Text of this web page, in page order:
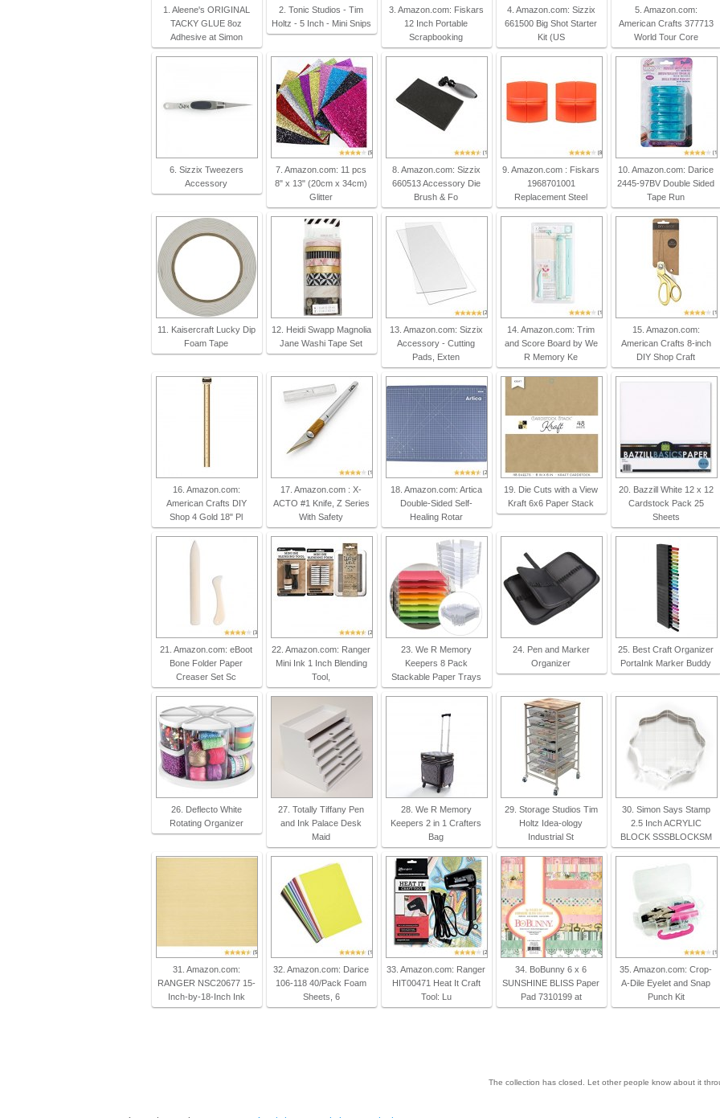
1. Aleene's ORIGINAL
TACKY GLUE 8oz
Adhesive at Simon
2. Tonic Studios - Tim
Holtz - 5 Inch - Mini Snips
3. Amazon.com: Fiskars
12 Inch Portable
Scrapbooking
4. Amazon.com: Sizzix
661500 Big Shot Starter
Kit (US
5. Amazon.com:
American Crafts 377713
World Tour Core
6. Sizzix Tweezers
Accessory
7. Amazon.com: 11 pcs
8" x 13" (20cm x 34cm)
Glitter
8. Amazon.com: Sizzix
660513 Accessory Die
Brush & Fo
9. Amazon.com : Fiskars
1968701001
Replacement Steel
10. Amazon.com: Darice
2445-97BV Double Sided
Tape Run
11. Kaisercraft Lucky Dip
Foam Tape
12. Heidi Swapp Magnolia
Jane Washi Tape Set
13. Amazon.com: Sizzix
Accessory - Cutting
Pads, Exten
14. Amazon.com: Trim
and Score Board by We
R Memory Ke
15. Amazon.com:
American Crafts 8-inch
DIY Shop Craft
16. Amazon.com:
American Crafts DIY
Shop 4 Gold 18" Pl
17. Amazon.com : X-
ACTO #1 Knife, Z Series
With Safety
18. Amazon.com: Artica
Double-Sided Self-
Healing Rotar
19. Die Cuts with a View
Kraft 6x6 Paper Stack
20. Bazzill White 12 x 12
Cardstock Pack 25
Sheets
21. Amazon.com: eBoot
Bone Folder Paper
Creaser Set Sc
22. Amazon.com: Ranger
Mini Ink 1 Inch Blending
Tool,
23. We R Memory
Keepers 8 Pack
Stackable Paper Trays
24. Pen and Marker
Organizer
25. Best Craft Organizer
PortaInk Marker Buddy
26. Deflecto White
Rotating Organizer
27. Totally Tiffany Pen
and Ink Palace Desk
Maid
28. We R Memory
Keepers 2 in 1 Crafters
Bag
29. Storage Studios Tim
Holtz Idea-ology
Industrial St
30. Simon Says Stamp
2.5 Inch ACRYLIC
BLOCK SSSBLOCKSM
31. Amazon.com:
RANGER NSC20677 15-
Inch-by-18-Inch Ink
32. Amazon.com: Darice
106-118 40/Pack Foam
Sheets, 6
33. Amazon.com: Ranger
HIT00471 Heat It Craft
Tool: Lu
34. BoBunny 6 x 6
SUNSHINE BLISS Paper
Pad 7310199 at
35. Amazon.com: Crop-
A-Dile Eyelet and Snap
Punch Kit
The collection has closed. Let other people know about it